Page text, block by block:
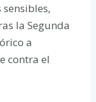
la Segunda
a
contra el